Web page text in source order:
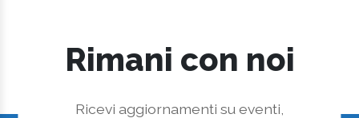
Rimani con noi
Ricevi aggiornamenti su eventi,